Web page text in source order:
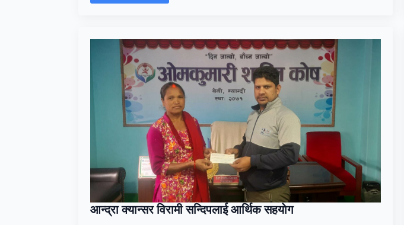
आन्द्रा क्यान्सर विरामी सन्दिपलाई आर्थिक सहयाेग